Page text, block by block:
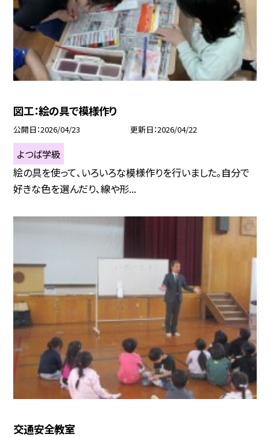
図工：絵の具で模様作り
公開日 2026/04/23 更新日 2026/04/22
よつば学級
絵の具を使って､いろいろな模様作りを行いました。自分で
好きな色を選んだり､線や形...
交通安全教室